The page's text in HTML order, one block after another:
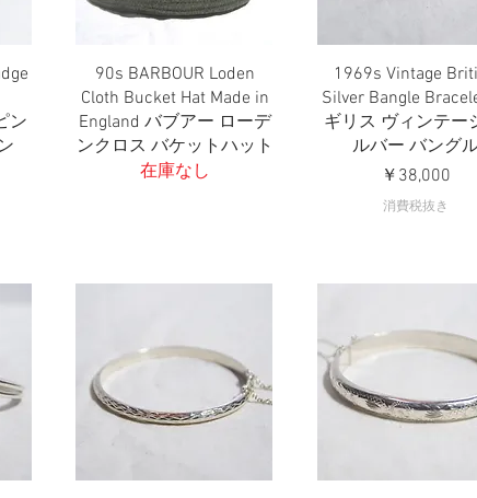
ン
クイックビュー
90s BARBOUR Loden
Cloth Bucket Hat Made in
England バブアー ローデ
ンクロス バケットハット
在庫なし
クイックビュー
1969s Vintage
Silver Bangle
ギリス ヴィンテー
ルバー バング
価格
￥38,000
消費税抜き